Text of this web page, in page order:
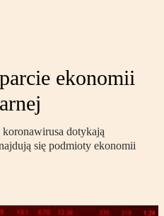
ekonomii
dotykają
się podmioty ekonomii